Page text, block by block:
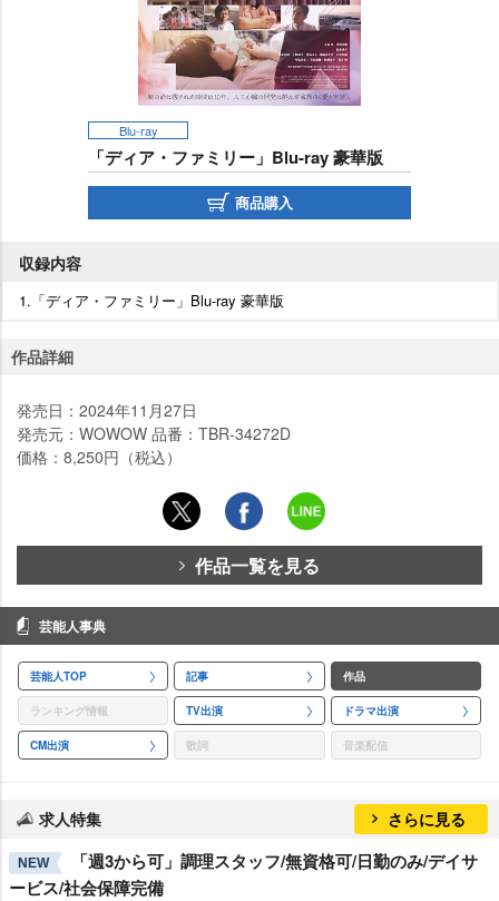
Blu-ray
「ディア・ファミリー」Blu-ray 豪華版
商品購入
収録内容
1.「ディア・ファミリー」Blu-ray 豪華版
作品詳細
発売日：2024年11月27日
発売元：WOWOW 品番：TBR-34272D
価格：8,250円（税込）
作品一覧を見る
芸能人事典
芸能人TOP 記事 作品
ランキング情報 TV出演 ドラマ出演
CM出演 歌詞 音楽配信
求人特集 さらに見る
NEW
「週3から可」調理スタッフ/無資格可/日勤のみ/デイサ
ービス/社会保障完備